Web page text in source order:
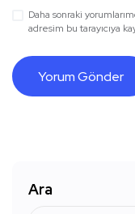
Daha sonraki
adresim bu tarayıcıya
Ara